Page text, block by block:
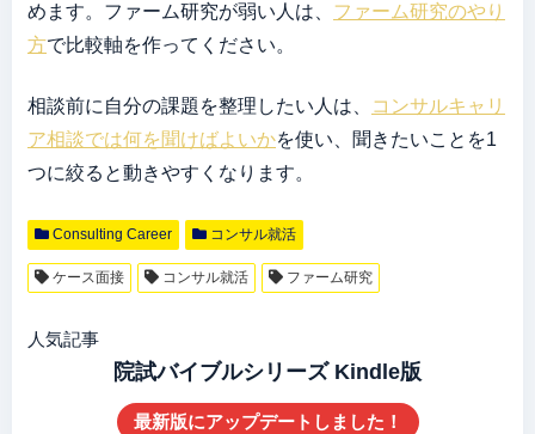
めます。ファーム研究が弱い人は、 ファーム研究のやり
方で比較軸を作ってください。
相談前に自分の課題を整理したい人は、
コンサルキャリ
ア相談では何を聞けばよいかを使い、聞きたいことを1
つに絞ると動きやすくなります。
Consulting Career コンサル就活
ケース面接 コンサル就活 ファーム研究
人気記事
院試バイブルシリーズ Kindle版
最新版にアップデートしました！